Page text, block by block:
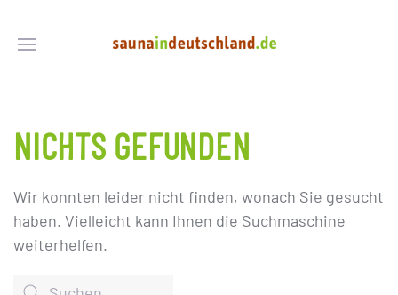
NICHTS GEFUNDEN
Wir konnten leider nicht finden, wonach Sie gesucht
haben. Vielleicht kann Ihnen die Suchmaschine
weiterhelfen.